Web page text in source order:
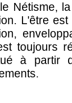
Nétisme,
L'être
toujours
à partir